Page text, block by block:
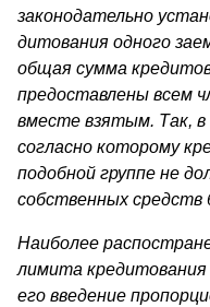
законодательно
дитования одного
общая сумма
предоставлены всем
вместе взятым. Так,
согласно которому
подобной группе не
собственных средств
Наиболее
лимита
его введение